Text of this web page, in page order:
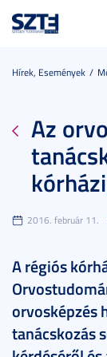
Hírek, Események
Az
2016. február 11.
A régiós
orvosképzés
tanácskozás